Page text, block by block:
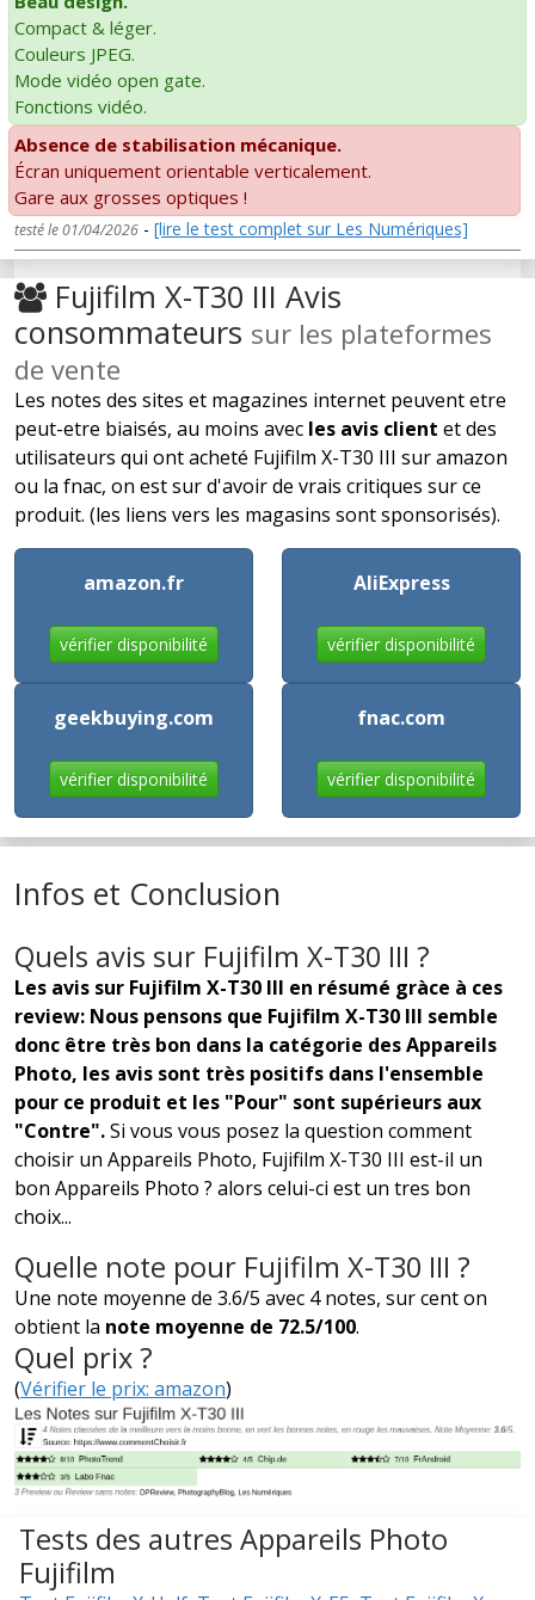
Compact & léger.
Couleurs JPEG.
Mode vidéo open gate.
Fonctions vidéo.
Absence de stabilisation mécanique.
Écran uniquement orientable verticalement.
Gare aux grosses optiques !
testé le 01/04/2026 - [lire le test complet sur Les Numériques]
Fujifilm X-T30 III Avis
consommateurs sur les plateformes
de vente
Les notes des sites et magazines internet peuvent etre
peut-etre biaisés, au moins avec les avis client et des
utilisateurs qui ont acheté Fujifilm X-T30 III sur amazon
ou la fnac, on est sur d'avoir de vrais critiques sur ce
produit. (les liens vers les magasins sont sponsorisés).
amazon.fr
vérifier disponibilité
AliExpress
vérifier disponibilité
geekbuying.com
vérifier disponibilité
fnac.com
vérifier disponibilité
Infos et Conclusion
Quels avis sur Fujifilm X-T30 III ?
Les avis sur Fujifilm X-T30 III en résumé gràce à ces
review: Nous pensons que Fujifilm X-T30 III semble
donc être très bon dans la catégorie des Appareils
Photo, les avis sont très positifs dans l'ensemble
pour ce produit et les "Pour" sont supérieurs aux
"Contre".Si vous vous posez la question comment
choisir un Appareils Photo, Fujifilm X-T30 III est-il un
bon Appareils Photo ? alors celui-ci est un tres bon
choix...
Quelle note pour Fujifilm X-T30 III ?
Une note moyenne de 3.6/5 avec 4 notes, sur cent on
obtient la note moyenne de 72.5/100.
Quel prix ?
(Vérifier le prix: amazon)
Tests des autres Appareils Photo
Fujifilm